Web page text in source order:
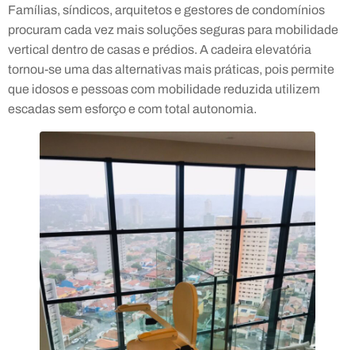
Famílias, síndicos, arquitetos e gestores de condomínios
procuram cada vez mais soluções seguras para mobilidade
vertical dentro de casas e prédios. A cadeira elevatória
tornou-se uma das alternativas mais práticas, pois permite
que idosos e pessoas com mobilidade reduzida utilizem
escadas sem esforço e com total autonomia.